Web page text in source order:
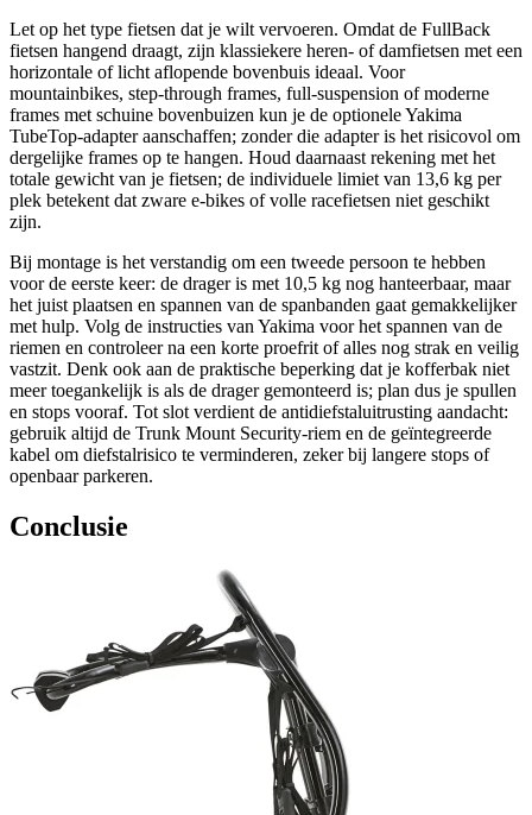
Let op het type fietsen dat je wilt vervoeren. Omdat de FullBack
fietsen hangend draagt, zijn klassiekere heren- of damfietsen met een
horizontale of licht aflopende bovenbuis ideaal. Voor
mountainbikes, step-through frames, full-suspension of moderne
frames met schuine bovenbuizen kun je de optionele Yakima
TubeTop-adapter aanschaffen; zonder die adapter is het risicovol om
dergelijke frames op te hangen. Houd daarnaast rekening met het
totale gewicht van je fietsen; de individuele limiet van 13,6 kg per
plek betekent dat zware e-bikes of volle racefietsen niet geschikt
zijn.
Bij montage is het verstandig om een tweede persoon te hebben
voor de eerste keer: de drager is met 10,5 kg nog hanteerbaar, maar
het juist plaatsen en spannen van de spanbanden gaat gemakkelijker
met hulp. Volg de instructies van Yakima voor het spannen van de
riemen en controleer na een korte proefrit of alles nog strak en veilig
vastzit. Denk ook aan de praktische beperking dat je kofferbak niet
meer toegankelijk is als de drager gemonteerd is; plan dus je spullen
en stops vooraf. Tot slot verdient de antidiefstaluitrusting aandacht:
gebruik altijd de Trunk Mount Security-riem en de geïntegreerde
kabel om diefstalrisico te verminderen, zeker bij langere stops of
openbaar parkeren.
Conclusie